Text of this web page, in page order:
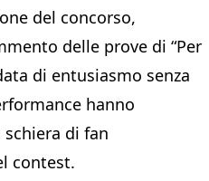
del concorso,
delle prove di “Per
di entusiasmo senza
hanno
di fan
contest.